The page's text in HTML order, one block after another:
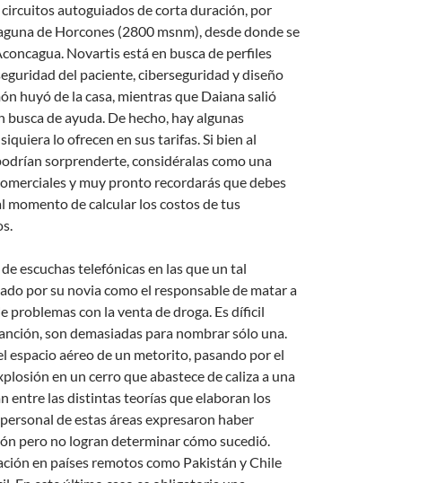
autoguiados de corta duración, por
de Horcones (2800 msnm), desde donde se
Novartis está en busca de perfiles
del paciente, ciberseguridad y diseño
huyó de la casa, mientras que Daiana salió
busca de ayuda. De hecho, hay algunas
lo ofrecen en sus tarifas. Si bien al
sorprenderte, considéralas como una
y muy pronto recordarás que debes
momento de calcular los costos de tus
escuchas telefónicas en las que un tal
por su novia como el responsable de matar a
problemas con la venta de droga. Es díficil
son demasiadas para nombrar sólo una.
espacio aéreo de un metorito, pasando por el
en un cerro que abastece de caliza a una
entre las distintas teorías que elaboran los
de estas áreas expresaron haber
pero no logran determinar cómo sucedió.
en países remotos como Pakistán y Chile